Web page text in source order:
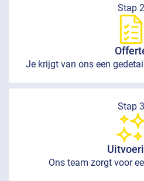
Stap 2
Je krijgt van ons een
Stap 3
Ons team zorgt voor